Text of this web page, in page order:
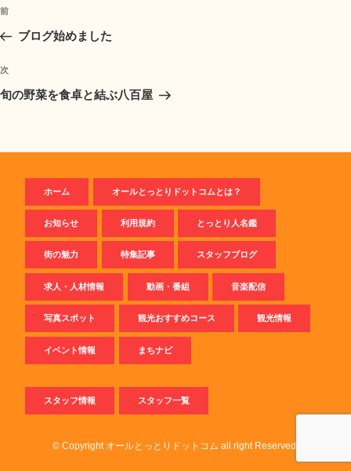
前
ブログ始めました
次
旬の野菜を食卓と結ぶ八百屋
ホーム オールとっとりドットコムとは？
お知らせ 利用規約 とっとり人名鑑
街の魅力 特集記事 スタッフブログ
求人・人材情報 動画・番組 音楽配信
写真スポット 観光おすすめコース 観光情報
イベント情報 まちナビ
スタッフ情報 スタッフ一覧
© Copyright オールとっとりドットコム all right Reserved.